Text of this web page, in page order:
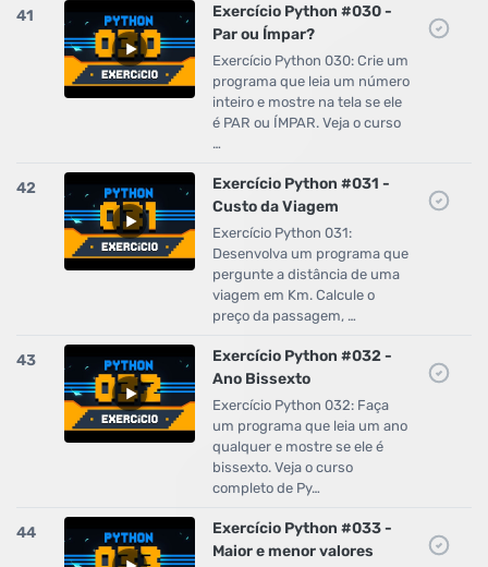
41
Exercício Python #030 -
Par ou Ímpar?
Exercício Python 030: Crie um
programa que leia um número
inteiro e mostre na tela se ele
é PAR ou ÍMPAR. Veja o curso
…
42
Exercício Python #031 -
Custo da Viagem
Exercício Python 031:
Desenvolva um programa que
pergunte a distância de uma
viagem em Km. Calcule o
preço da passagem, …
43
Exercício Python #032 -
Ano Bissexto
Exercício Python 032: Faça
um programa que leia um ano
qualquer e mostre se ele é
bissexto. Veja o curso
completo de Py…
44
Exercício Python #033 -
Maior e menor valores